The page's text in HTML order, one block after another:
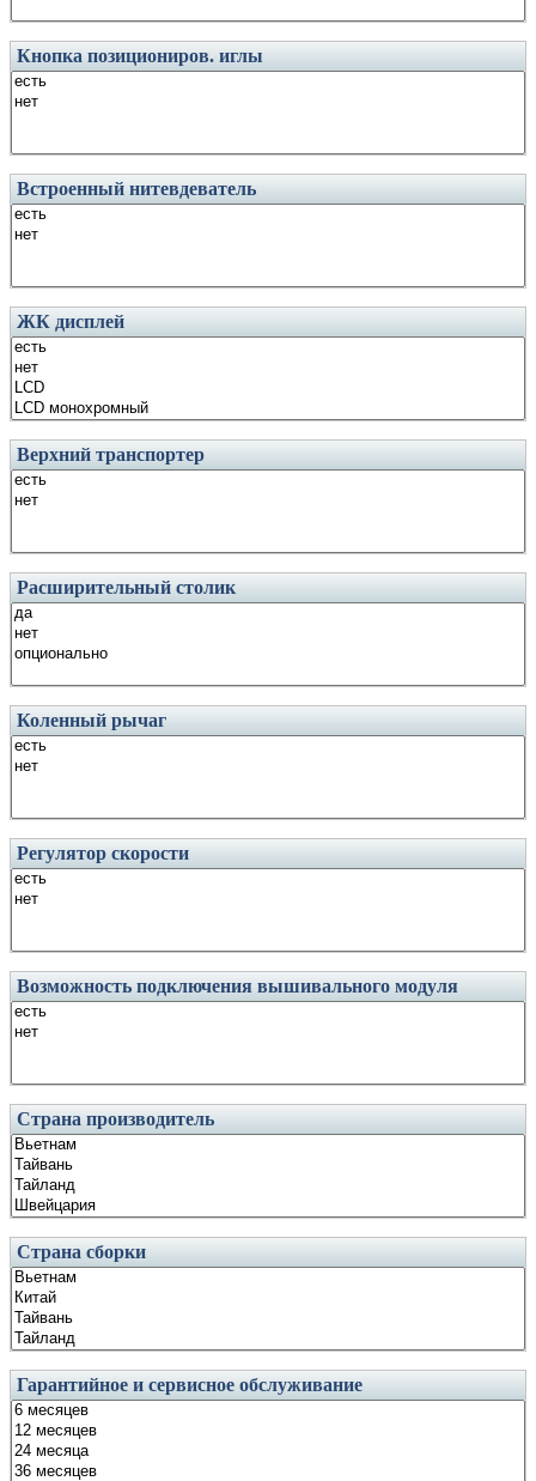
Кнопка позициониров. иглы
Встроенный нитевдеватель
ЖК дисплей
Верхний транспортер
Расширительный столик
Коленный рычаг
Регулятор скорости
Возможность подключения вышивального модуля
Страна производитель
Страна сборки
Гарантийное и сервисное обслуживание